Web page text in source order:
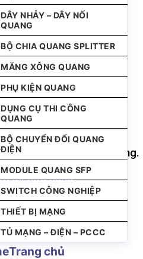
sản phẩm trong giỏ hàng.
lại cửa hàng
DÂY NHẢY – DÂY NỐI
QUANG
BỘ CHIA QUANG SPLITTER
MĂNG XÔNG QUANG
PHỤ KIỆN QUANG
DỤNG CỤ THI CÔNG
QUANG
BỘ CHUYỂN ĐỔI QUANG
ĐIỆN
MODULE QUANG SFP
SWITCH CÔNG NGHIỆP
THIẾT BỊ MẠNG
TỦ MẠNG – ĐIỆN – PCCC
Trang chủ